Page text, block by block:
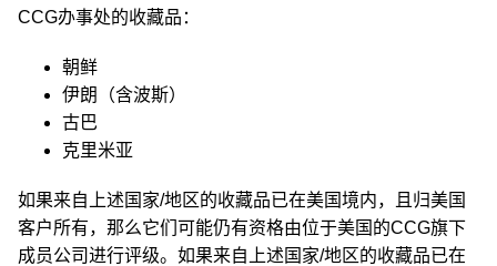
CCG办事处的收藏品：
朝鲜
伊朗（含波斯）
古巴
克里米亚
如果来自上述国家/地区的收藏品已在美国境内，且归美国
客户所有，那么它们可能仍有资格由位于美国的CCG旗下
成员公司进行评级。如果来自上述国家/地区的收藏品已在